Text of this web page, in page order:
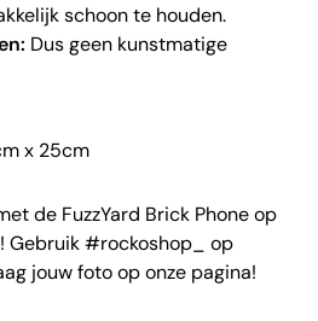
schoon te houden.
Dus geen kunstmatige
x 25cm
de FuzzYard Brick Phone op
Gebruik #rockoshop_ op
jouw foto op onze pagina!